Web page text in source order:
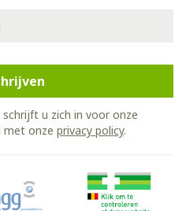
u zich in voor onze
met onze privacy policy.